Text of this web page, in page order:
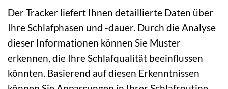
Der Tracker liefert Ihnen detaillierte Daten über
Ihre Schlafphasen und -dauer. Durch die Analyse
dieser Informationen können Sie Muster
erkennen, die Ihre Schlafqualität beeinflussen
könnten. Basierend auf diesen Erkenntnissen